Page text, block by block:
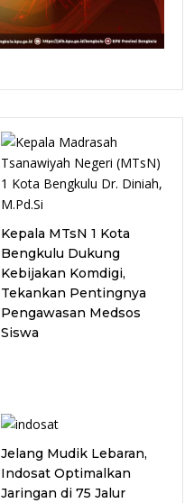
Kepala MTsN 1 Kota
Bengkulu Dukung
Kebijakan Komdigi,
Tekankan Pentingnya
Pengawasan Medsos
Siswa
Jelang Mudik Lebaran,
Indosat Optimalkan
Jaringan di 75 Jalur